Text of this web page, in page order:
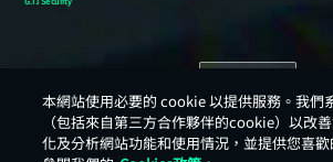
本網站使用必要的 cookie 以提供服務。我們
（包括來自第三方合作夥伴的cookie）以改
化及分析網站功能和使用情況，並提供您喜